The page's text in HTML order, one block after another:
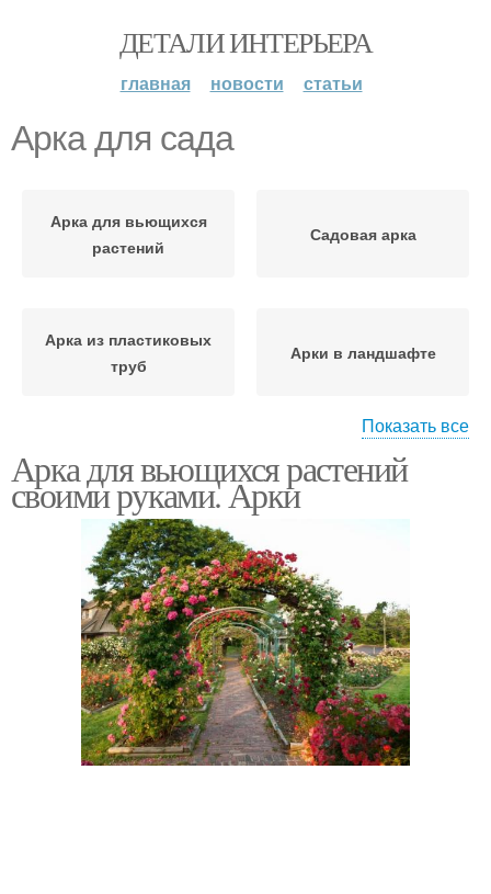
ДЕТАЛИ ИНТЕРЬЕРА
главная новости статьи
Арка для сада
Арка для вьющихся
растений
Садовая арка
Арка из пластиковых
труб
Арки в ландшафте
Арки в саду Арка из металла
Арка из дерева Садовые арки
Арки из металла
Арки в ландшафтном
дизайне
Показать все
Арка для вьющихся растений
своими руками. Арки